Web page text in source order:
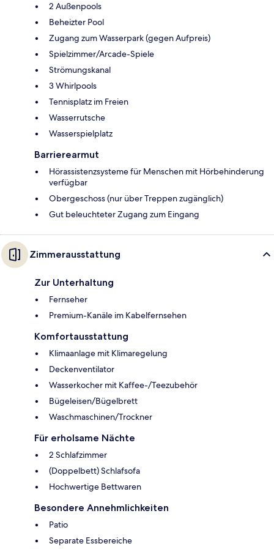
2 Außenpools
Beheizter Pool
Zugang zum Wasserpark (gegen Aufpreis)
Spielzimmer/Arcade-Spiele
Strömungskanal
3 Whirlpools
Tennisplatz im Freien
Wasserrutsche
Wasserspielplatz
Barrierearmut
Hörassistenzsysteme für Menschen mit Hörbehinderung
verfügbar
Obergeschoss (nur über Treppen zugänglich)
Gut beleuchteter Zugang zum Eingang
Zimmerausstattung
Zur Unterhaltung
Fernseher
Premium-Kanäle im Kabelfernsehen
Komfortausstattung
Klimaanlage mit Klimaregelung
Deckenventilator
Wasserkocher mit Kaffee-/Teezubehör
Bügeleisen/Bügelbrett
Waschmaschinen/Trockner
Für erholsame Nächte
2 Schlafzimmer
(Doppelbett) Schlafsofa
Hochwertige Bettwaren
Besondere Annehmlichkeiten
Patio
Separate Essbereiche